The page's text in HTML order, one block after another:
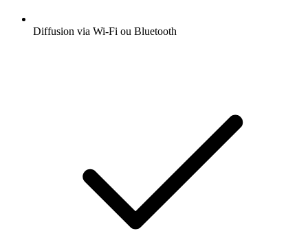
Diffusion via Wi-Fi ou Bluetooth